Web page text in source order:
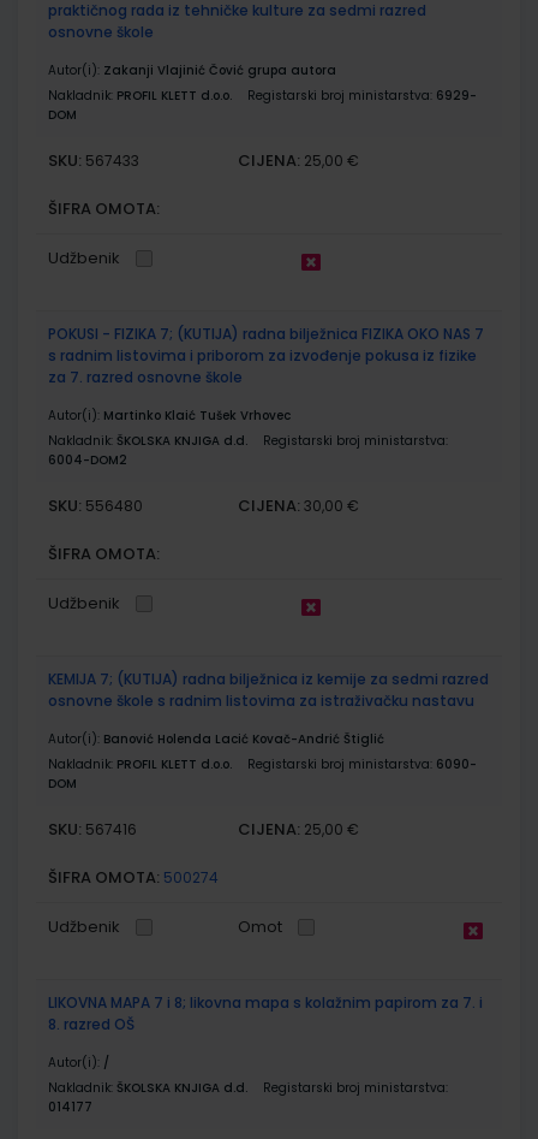
praktičnog rada iz tehničke kulture za sedmi razred
osnovne škole
Autor(i): Zakanji Vlajinić Čović grupa autora
Nakladnik: PROFIL KLETT d.o.o. Registarski broj ministarstva: 6929-
DOM
SKU: 567433 CIJENA: 25,00 €
ŠIFRA OMOTA:
Udžbenik
POKUSI - FIZIKA 7; (KUTIJA) radna bilježnica FIZIKA OKO NAS 7
s radnim listovima i priborom za izvođenje pokusa iz fizike
za 7. razred osnovne škole
Autor(i): Martinko Klaić Tušek Vrhovec
Nakladnik: ŠKOLSKA KNJIGA d.d.
Registarski broj ministarstva:
6004-DOM2
SKU: 556480 CIJENA: 30,00 €
ŠIFRA OMOTA:
Udžbenik
KEMIJA 7; (KUTIJA) radna bilježnica iz kemije za sedmi razred
osnovne škole s radnim listovima za istraživačku nastavu
Autor(i): Banović Holenda Lacić Kovač-Andrić Štiglić
Nakladnik: PROFIL KLETT d.o.o. Registarski broj ministarstva: 6090-
DOM
SKU: 567416 CIJENA: 25,00 €
ŠIFRA OMOTA: 500274
Udžbenik Omot
LIKOVNA MAPA 7 i 8; likovna mapa s kolažnim papirom za 7. i
8. razred OŠ
Autor(i): /
Nakladnik: ŠKOLSKA KNJIGA d.d.
Registarski broj ministarstva:
014177